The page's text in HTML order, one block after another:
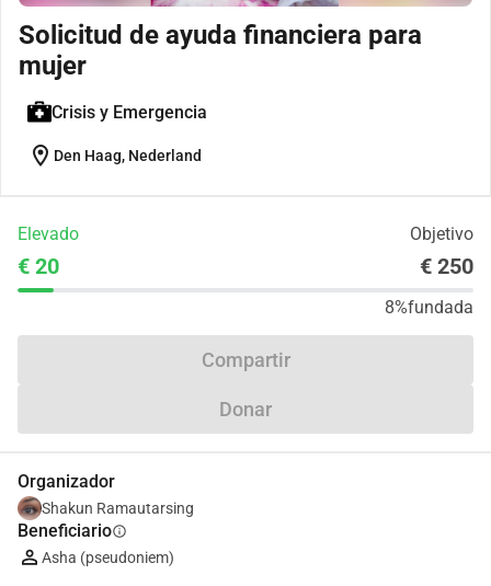
Solicitud de ayuda financiera para
mujer
Crisis y Emergencia
location_on Den Haag, Nederland
Elevado Objetivo
€ 20 € 250
8%fundada
Compartir
Donar
Organizador
Shakun Ramautarsing
Beneficiarioinfo
Asha (pseudoniem)